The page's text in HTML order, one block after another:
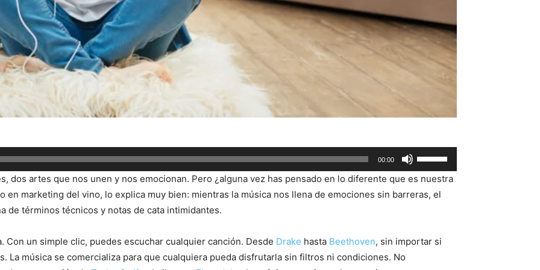
00:00
Up/Down
Arrow
keys
or
dos artes que nos unen y nos emocionan. Pero ¿alguna vez has pensado en lo diferente que es nuestra
en marketing del vino, lo explica muy bien: mientras la música nos llena de emociones sin barreras, el
de términos técnicos y notas de cata intimidantes.
Con un simple clic, puedes escuchar cualquier canción. Desde Drake hasta Beethoven, sin importar si
La música se comercializa para que cualquiera pueda disfrutarla sin filtros ni condiciones. No